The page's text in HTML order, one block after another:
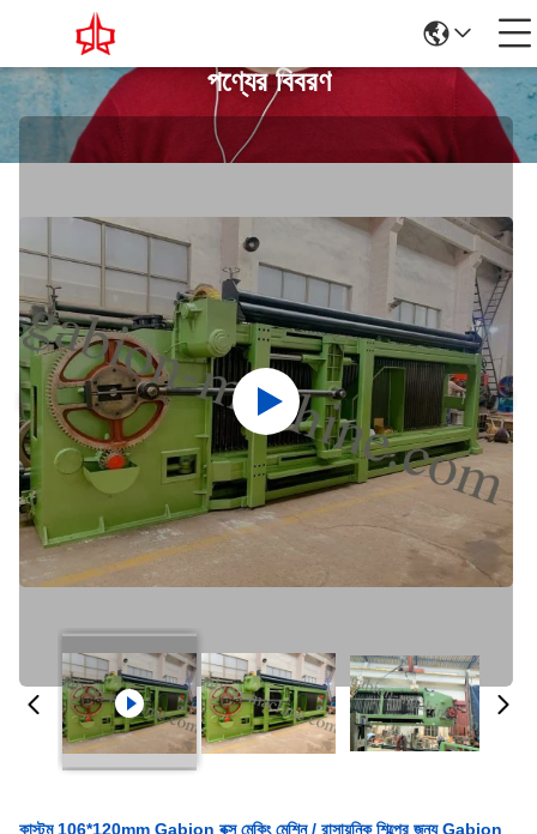
পণ্যের বিবরণ
কাস্টম 106*120mm Gabion বক্স মেকিং মেশিন / রাসায়নিক শিল্পের জন্য Gabion